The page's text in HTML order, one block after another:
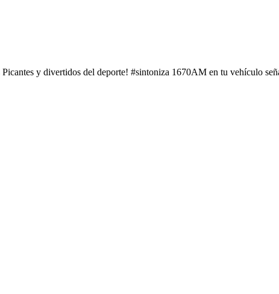
y divertidos del deporte! #sintoniza 1670AM en tu vehículo